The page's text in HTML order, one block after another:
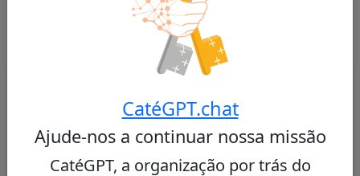
Cardeais Semelhantes
Outros cardeais de Central African
Nenhum cardeal semelhante encontrado
CatéGPT.chat
Ajude-nos a continuar nossa missão
CatéGPT, a organização por trás do